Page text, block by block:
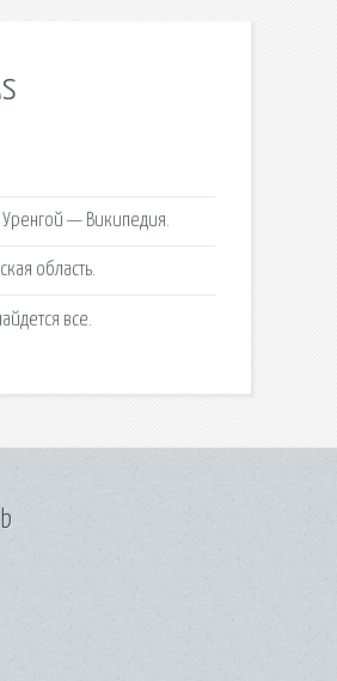
— Википедия.
область.
все.